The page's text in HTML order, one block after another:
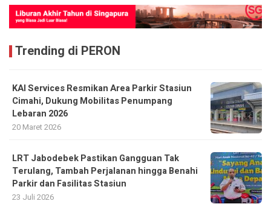
Trending di PERON
KAI Services Resmikan Area Parkir Stasiun
Cimahi, Dukung Mobilitas Penumpang
Lebaran 2026
20 Maret 2026
LRT Jabodebek Pastikan Gangguan Tak
Terulang, Tambah Perjalanan hingga Benahi
Parkir dan Fasilitas Stasiun
23 Juli 2026